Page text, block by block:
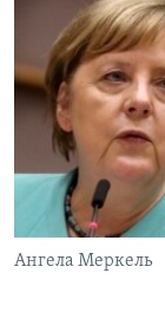
ПОБЕДИТЕЛЕЙ
ELIFBE
УКРАИНСКАЯ
Все сайты
Ангела Меркель